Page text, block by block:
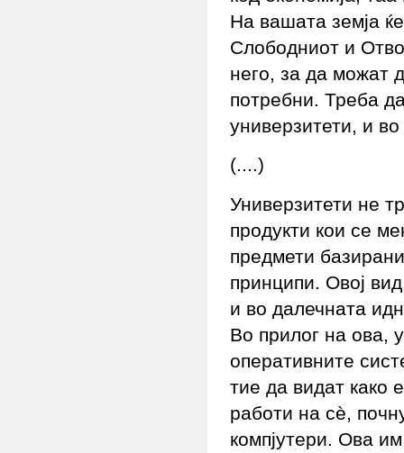
На вашата земја
Слободниот и
него, за да можат
потребни. Треба
универзитети, и
(....)
Универзитети не
продукти кои се
предмети
принципи. Овој
и во далечната
Во прилог на ова,
оперативните
тие да видат како
работи на сѐ,
компјутери. Ова